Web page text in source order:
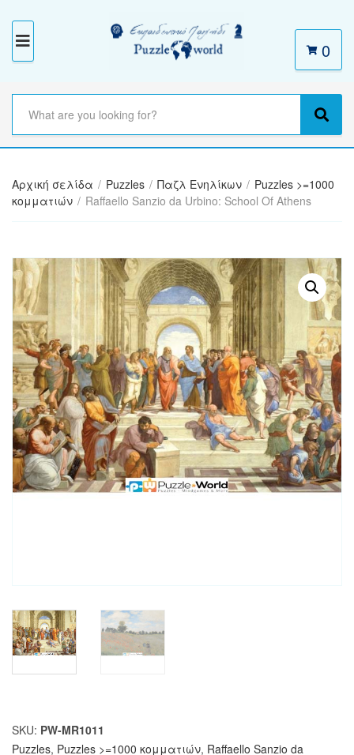
M
N
U
a
t
g
o
n
a
m
e
S
a
r
h
t
S
e
a
c
0
Αρχική σελίδα / Puzzles / Παζλ Ενηλίκων / Puzzles >=1000
κομματιών / Raffaello Sanzio da Urbino: School Of Athens
SKU: PW-MR1011
Puzzles, Puzzles >=1000 κομματιών, Raffaello Sanzio da